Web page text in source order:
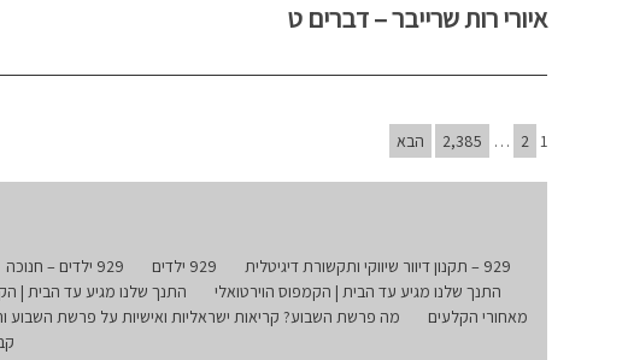
איורי רות שרייבר – דברים ט
1
2
…
2,385 הבא
929 – תקנון דיוור שיווקי ותקשורת דיגיטלית 929 ילדים 929 ילדים – חנוכה
התנך שלנו מגיע עד הבית | הקמפוס הוירטואלי
התנך שלנו מגיע עד הבית |
מאחורי הקלעים
מה פרשת השבוע? קריאות ישראליות ואישיות על פרשת השבוע